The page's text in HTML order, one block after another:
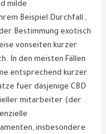
milde
Beispiel Durchfall ,
Bestimmung exotisch
vonseiten kurzer
In den meisten Fällen
entsprechend kurzer
fuer dasjenige CBD
mitarbeiter (der
insbesondere